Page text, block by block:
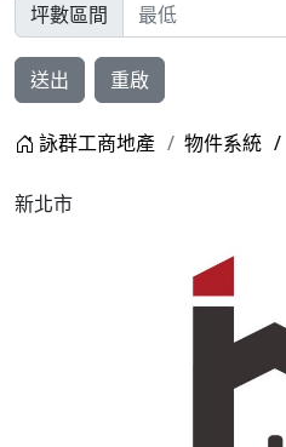
坪數區間
送出 重啟
詠群工商地產 物件系統
新北市